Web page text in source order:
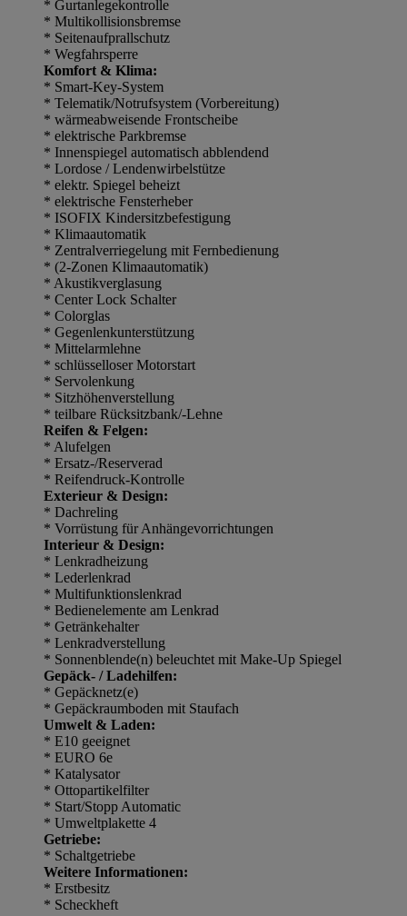
* Gurtanlegekontrolle
* Multikollisionsbremse
* Seitenaufprallschutz
* Wegfahrsperre
Komfort & Klima:
* Smart-Key-System
* Telematik/Notrufsystem (Vorbereitung)
* wärmeabweisende Frontscheibe
* elektrische Parkbremse
* Innenspiegel automatisch abblendend
* Lordose / Lendenwirbelstütze
* elektr. Spiegel beheizt
* elektrische Fensterheber
* ISOFIX Kindersitzbefestigung
* Klimaautomatik
* Zentralverriegelung mit Fernbedienung
* (2-Zonen Klimaautomatik)
* Akustikverglasung
* Center Lock Schalter
* Colorglas
* Gegenlenkunterstützung
* Mittelarmlehne
* schlüsselloser Motorstart
* Servolenkung
* Sitzhöhenverstellung
* teilbare Rücksitzbank/-Lehne
Reifen & Felgen:
* Alufelgen
* Ersatz-/Reserverad
* Reifendruck-Kontrolle
Exterieur & Design:
* Dachreling
* Vorrüstung für Anhängevorrichtungen
Interieur & Design:
* Lenkradheizung
* Lederlenkrad
* Multifunktionslenkrad
* Bedienelemente am Lenkrad
* Getränkehalter
* Lenkradverstellung
* Sonnenblende(n) beleuchtet mit Make-Up Spiegel
Gepäck- / Ladehilfen:
* Gepäcknetz(e)
* Gepäckraumboden mit Staufach
Umwelt & Laden:
* E10 geeignet
* EURO 6e
* Katalysator
* Ottopartikelfilter
* Start/Stopp Automatic
* Umweltplakette 4
Getriebe:
* Schaltgetriebe
Weitere Informationen:
* Erstbesitz
* Scheckheft